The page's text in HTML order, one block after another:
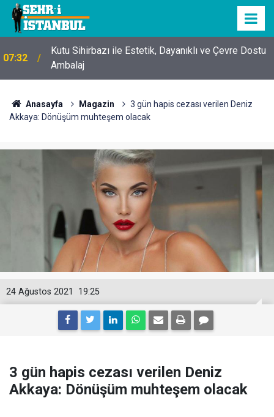
07:32
Kutu Sihirbazı ile Estetik, Dayanıklı ve Çevre Dostu
Ambalaj
Anasayfa Magazin
3 gün hapis cezası verilen Deniz
Akkaya: Dönüşüm muhteşem olacak
19:25
24 Ağustos 2021
3 gün hapis cezası verilen Deniz
Akkaya: Dönüşüm muhteşem olacak